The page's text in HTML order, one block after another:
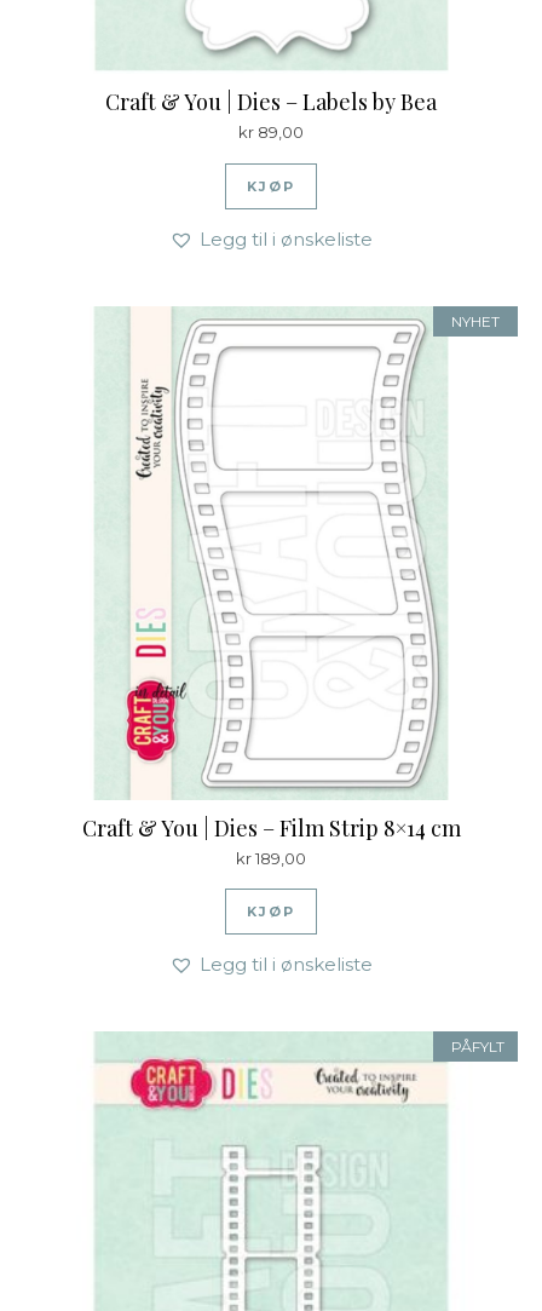
Craft & You | Dies – Labels by Bea
kr 89,00
KJØP
Legg til i ønskeliste
NYHET
Craft & You | Dies – Film Strip 8×14 cm
kr189,00
KJØP
Legg til i ønskeliste
PÅFYLT